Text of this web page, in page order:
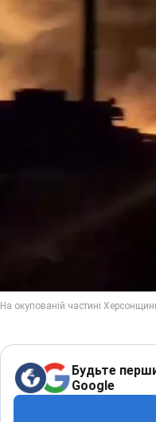
Будьте
Google